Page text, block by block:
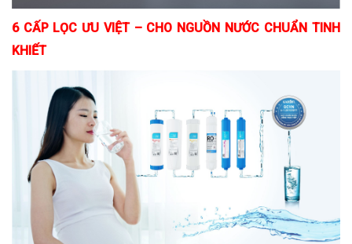
6 CẤP LỌC ƯU VIỆT – CHO NGUỒN NƯỚC CHUẨN TINH
KHIẾT